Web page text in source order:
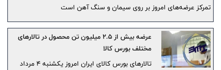
تمرکز عرضه‌های امروز بر روی سیمان و سنگ آهن است
عرضه بیش از ۲.۵ میلیون تن محصول در تالارهای
مختلف بورس کالا
تالارهای بورس کالای ایران امروز یکشنبه ۴ مرداد